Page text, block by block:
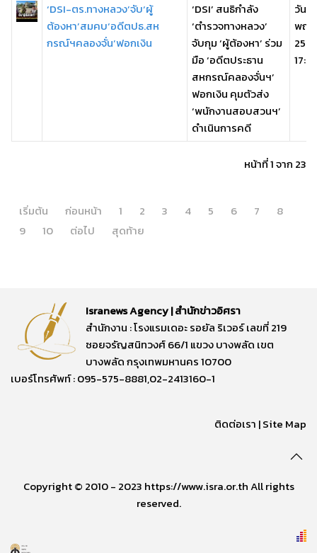
‘DSI-ตร.ทางหลวง’จับ‘ผู้
ต้องหา’สมคบ‘อดีตปธ.สห
กรณ์ฯคลองจั่น’ฟอกเงิน
‘DSI’ สนธิกำลัง
‘ตำรวจทางหลวง’
จับกุม ‘ผู้ต้องหา’ ร่วม
มือ ‘อดีตประธาน
สหกรณ์คลองจั่นฯ’
ฟอกเงิน คุมตัวส่ง
‘พนักงานสอบสวนฯ’
ดำเนินการคดี
วันพุ
พฤ
17:57
หน้าที่ 1 จาก 23
เริ่มต้น ก่อนหน้า 1 2 3 4 5 6 7
8
9
10 ต่อไป สุดท้าย
Isranews Agency | สำนักข่าวอิศรา
สำนักงาน : โรงแรมเดอะ รอยัล ริเวอร์ เลขที่ 219
ซอยจรัญสนิทวงศ์ 66/1 แขวง บางพลัด เขต
บางพลัด กรุงเทพมหานคร 10700
เบอร์โทรศัพท์ : 095-575-8881,02-2413160-1
ติดต่อเรา |Site Map
Copyright © 2010 - 2023 https://www.isra.or.th All rights
reserved.